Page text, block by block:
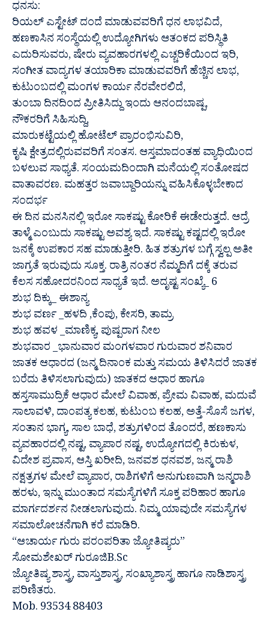
ಧನಸು:
ರಿಯಲ್ ಎಸ್ಟೇಟ್ ದಂದೆ ಮಾಡುವವರಿಗೆ ಧನ ಲಾಭವಿದೆ,
ಹಣಕಾಸಿನ ಸಂಸ್ಥೆಯಲ್ಲಿ ಉದ್ಯೋಗಿಗಳು ಆತಂಕದ ಪರಿಸ್ಥಿತಿ
ಎದುರಿಸುವರು, ಷೇರು ವ್ಯವಹಾರಗಳಲ್ಲಿ ಎಚ್ಚರಿಕೆಯಿಂದ ಇರಿ,
ಸಂಗೀತ ವಾದ್ಯಗಳ ತಯಾರಿಕಾ ಮಾಡುವವರಿಗೆ ಹೆಚ್ಚಿನ ಲಾಭ,
ಕುಟುಂಬದಲ್ಲಿ ಮಂಗಳ ಕಾರ್ಯ ನೆರವೇರಲಿದೆ,
ತುಂಬಾ ದಿನದಿಂದ ಪ್ರೀತಿಸಿದ್ದು ಇಂದು ಆನಂದಬಾಷ್ಪ,
ನೌಕರರಿಗೆ ಸಿಹಿಸುದ್ದಿ,
ಮಾರುಕಟ್ಟೆಯಲ್ಲಿ ಹೋಟೆಲ್ ಪ್ರಾರಂಭಿಸುವಿರಿ,
ಕೃಷಿ ಕ್ಷೇತ್ರದಲ್ಲಿರುವವರಿಗೆ ಸಂತಸ. ಆಸ್ತಮಾದಂತಹ ವ್ಯಾಧಿಯಿಂದ
ಬಳಲುವ ಸಾಧ್ಯತೆ. ಸಂಯಮದಿಂದಾಗಿ ಮನೆಯಲ್ಲಿ ಸಂತೋಷದ
ವಾತಾವರಣ. ಮಹತ್ತರ ಜವಾಬ್ದಾರಿಯನ್ನು ವಹಿಸಿಕೊಳ್ಳಬೇಕಾದ
ಸಂದರ್ಭ
ಈ ದಿನ ಮನಸಿನಲ್ಲಿ ಇರೋ ಸಾಕಷ್ಟು ಕೋರಿಕೆ ಈಡೇರುತ್ತದೆ. ಆದ್ರೆ
ತಾಳ್ಮೆ ಎಂಬುದು ಸಾಕಷ್ಟು ಅವಶ್ಯ ಇದೆ. ಸಾಕಷ್ಟು ಕಷ್ಟದಲ್ಲಿ ಇರೋ
ಜನಕ್ಕೆ ಉಪಕಾರ ಸಹ ಮಾಡುತ್ತೀರಿ. ಹಿತ ಶತ್ರುಗಳ ಬಗ್ಗೆ ಸ್ವಲ್ಪ ಅತೀ
ಜಾಗ್ರತೆ ಇರುವುದು ಸೂಕ್ತ. ರಾತ್ರಿ ನಂತರ ನೆಮ್ಮದಿಗೆ ದಕ್ಕೆ ತರುವ
ಕೆಲಸ ಸಹೋದರನಿಂದ ಸಾಧ್ಯತೆ ಇದೆ. ಅದೃಷ್ಟ ಸಂಖ್ಯೆ_ 6
ಶುಭ ದಿಕ್ಕು_ ಈಶಾನ್ಯ
ಶುಭ ವರ್ಣ _ಹಳದಿ ,ಕೆಂಪು, ಕೇಸರಿ, ತಾಮ್ರ
ಶುಭ ಹವಳ _ಮಾಣಿಕ್ಯ, ಪುಷ್ಪರಾಗ ನೀಲ
ಶುಭವಾರ _ಭಾನುವಾರ ಮಂಗಳವಾರ ಗುರುವಾರ ಶನಿವಾರ
ಜಾತಕ ಆಧಾರದ (ಜನ್ಮ ದಿನಾಂಕ ಮತ್ತು ಸಮಯ ತಿಳಿಸಿದರೆ ಜಾತಕ
ಬರೆದು ತಿಳಿಸಲಾಗುವುದು) ಜಾತಕದ ಆಧಾರ ಹಾಗೂ
ಹಸ್ತಸಾಮುದ್ರಿಕೆ ಆಧಾರ ಮೇಲೆ ವಿವಾಹ, ಪ್ರೇಮ ವಿವಾಹ, ಮದುವೆ
ಸಾಲಾವಳಿ, ದಾಂಪತ್ಯ ಕಲಹ, ಕುಟುಂಬ ಕಲಹ, ಅತ್ತೆ-ಸೊಸೆ ಜಗಳ,
ಸಂತಾನ ಭಾಗ್ಯ, ಸಾಲ ಬಾಧೆ, ಶತ್ರುಗಳಿಂದ ತೊಂದರೆ, ಹಣಕಾಸು
ವ್ಯವಹಾರದಲ್ಲಿ ನಷ್ಟ, ವ್ಯಾಪಾರ ನಷ್ಟ, ಉದ್ಯೋಗದಲ್ಲಿ ಕಿರುಕುಳ,
ವಿದೇಶ ಪ್ರವಾಸ, ಆಸ್ತಿ ಖರೀದಿ, ಜನವಶ ಧನವಶ, ಜನ್ಮ ರಾಶಿ
ನಕ್ಷತ್ರಗಳ ಮೇಲೆ ವ್ಯಾಪಾರ, ರಾಶಿಗಳಿಗೆ ಅನುಗುಣವಾಗಿ ಜನ್ಮರಾಶಿ
ಹರಳು, ಇನ್ನು ಮುಂತಾದ ಸಮಸ್ಯೆಗಳಿಗೆ ಸೂಕ್ತ ಪರಿಹಾರ ಹಾಗೂ
ಮಾರ್ಗದರ್ಶನ ನೀಡಲಾಗುವುದು. ನಿಮ್ಮ ಯಾವುದೇ ಸಮಸ್ಯೆಗಳ
ಸಮಾಲೋಚನೆಗಾಗಿ ಕರೆ ಮಾಡಿರಿ.
“ಆಚಾರ್ಯ ಗುರು ಪರಂಪರಿತಾ ಜ್ಯೋತಿಷ್ಯರು”
ಸೋಮಶೇಖರ್ ಗುರೂಜಿB.Sc
ಜ್ಯೋತಿಷ್ಯ ಶಾಸ್ತ್ರ, ವಾಸ್ತುಶಾಸ್ತ್ರ, ಸಂಖ್ಯಾಶಾಸ್ತ್ರ ಹಾಗೂ ನಾಡಿಶಾಸ್ತ್ರ
ಪರಿಣಿತರು.
Mob. 93534 88403